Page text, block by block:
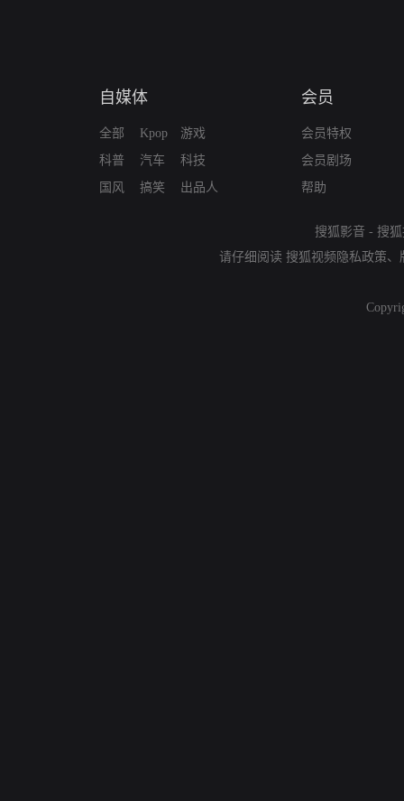
自媒体
全部
科普
国风
Kpop
汽车
搞笑
游戏
科技
出品人
会员
会员特权
会员剧场
帮助
搜狐影音 - 搜
请仔细阅读 搜狐视频隐私政策、